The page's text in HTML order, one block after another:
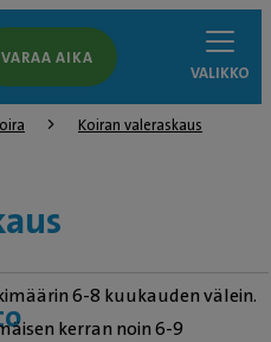
VARAA AIKA
VALIKKO
Koiran valeraskaus
6-8 kuukauden välein.
kerran noin 6-9